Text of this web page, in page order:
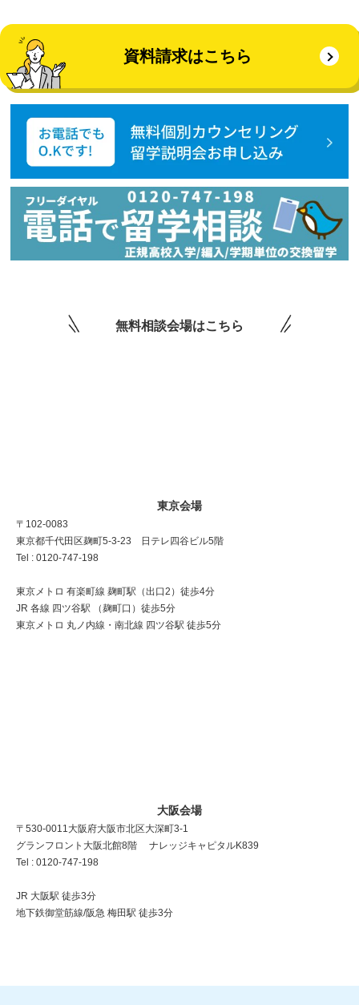
資料請求はこちら
無料相談会場はこちら
東京会場
〒102-0083
東京都千代田区麹町5-3-23 日テレ四谷ビル5階
Tel : 0120-747-198
東京メトロ 有楽町線 麹町駅（出口2）徒歩4分
JR 各線 四ツ谷駅 （麹町口）徒歩5分
東京メトロ 丸ノ内線・南北線 四ツ谷駅 徒歩5分
大阪会場
〒530-0011 大阪府大阪市北区大深町3-1
グランフロント大阪北館8階 ナレッジキャピタルK839
Tel : 0120-747-198
JR 大阪駅 徒歩3分
地下鉄御堂筋線/阪急 梅田駅 徒歩3分